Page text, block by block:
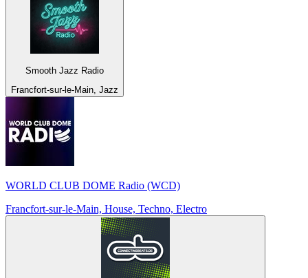
Smooth Jazz Radio
Francfort-sur-le-Main, Jazz
WORLD CLUB DOME Radio (WCD)
Francfort-sur-le-Main, House, Techno, Electro